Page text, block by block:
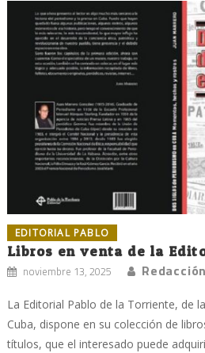
EDITORIAL PABLO
Libros en venta de la
noviembre 13, 2025
La Editorial Pablo de la Torriente, de
Cuba, dispone en su colección de
títulos, que el interesado puede